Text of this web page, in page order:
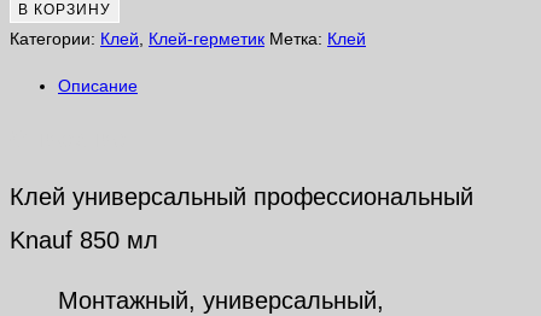
В КОРЗИНУ
Категории: Клей Клей-герметик Метка: Клей
Описание
Клей универсальный профессиональный
Knauf 850 мл
Монтажный, универсальный,